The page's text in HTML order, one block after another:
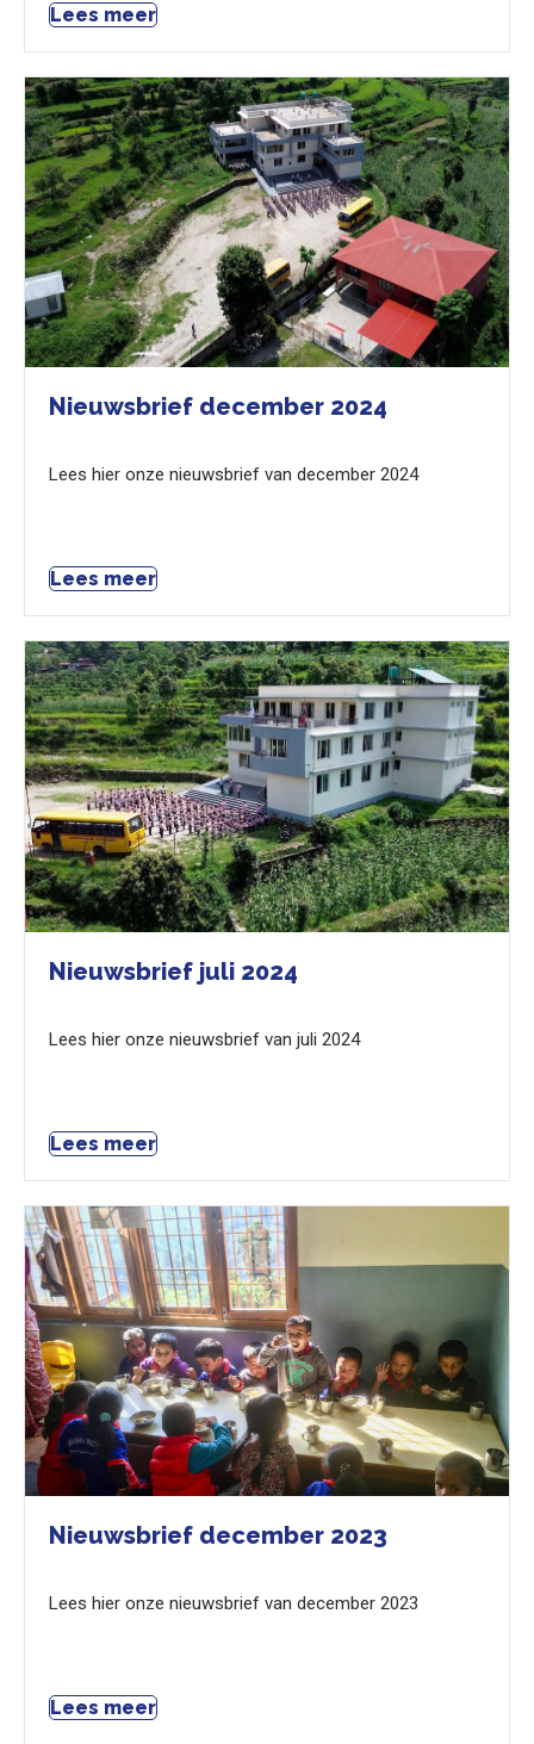
Lees meer
Nieuwsbrief december 2024
Lees hier onze nieuwsbrief van december 2024
Lees meer
Nieuwsbrief juli 2024
Lees hier onze nieuwsbrief van juli 2024
Lees meer
Nieuwsbrief december 2023
Lees hier onze nieuwsbrief van december 2023
Lees meer